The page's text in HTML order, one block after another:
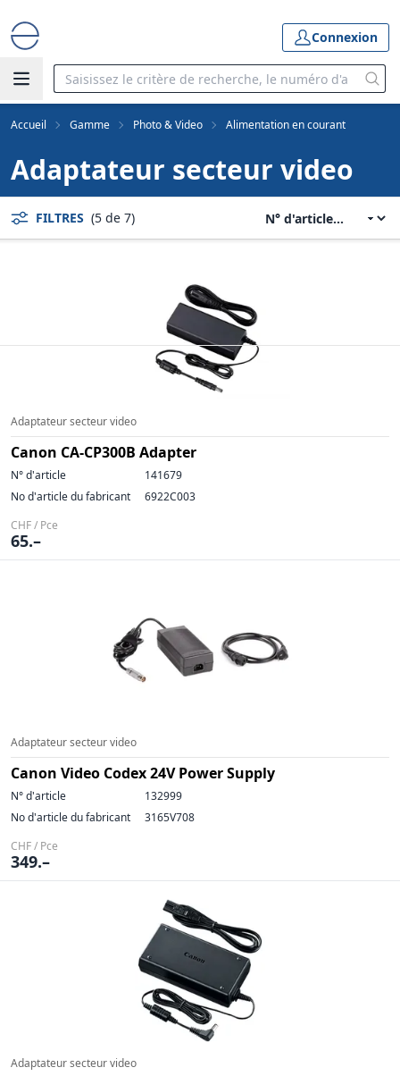
Connexion
Accueil Gamme Photo & Video Alimentation en courant
Adaptateur secteur video
FILTRES (5 de 7)
Adaptateur secteur video
Canon CA-CP300B Adapter
N° d'article
141679
No d'article du fabricant
6922C003
CHF / Pce
65.–
Adaptateur secteur video
Canon Video Codex 24V Power Supply
N° d'article
132999
No d'article du fabricant
3165V708
CHF / Pce
349.–
Adaptateur secteur video